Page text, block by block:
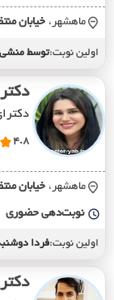
ماهشهر، خيابان
اولین نوبت:توسط منشی
4.8
ماهشهر، خيابان
نوبت‌دهی حضوری
اولین نوبت:فردا دوشنبه 19مرداد